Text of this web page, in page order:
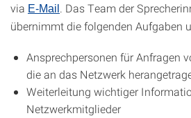
via E-Mail
. Das Team der
übernimmt die folgenden Aufgaben
Ansprechpersonen für Anfragen
die an das Netzwerk
Weiterleitung wichtiger
Netzwerkmitglieder